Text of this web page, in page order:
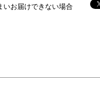
いお届けできない場合